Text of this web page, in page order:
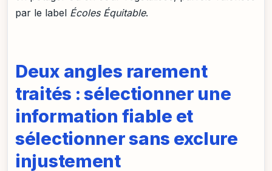
par le label Écoles Équitable.
Deux angles rarement
traités : sélectionner une
information fiable et
sélectionner sans exclure
injustement